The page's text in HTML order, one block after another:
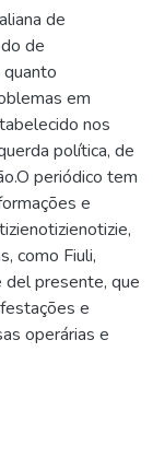
de
de
em
nos
política, de
periódico tem
e
como Fiuli,
del presente, que
e
operárias e